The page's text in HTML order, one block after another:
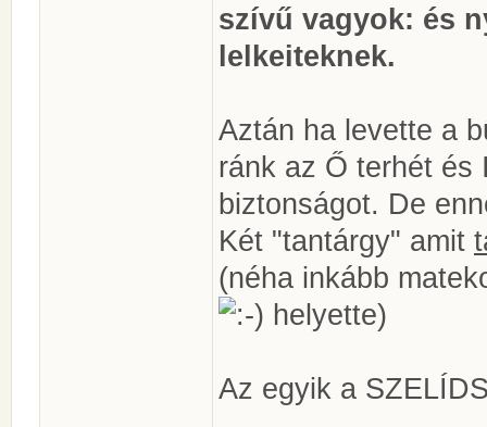
szívű vagyok: és
lelkeiteknek.
Aztán ha levette a
ránk az Ő terhét és
biztonságot. De
Két "tantárgy" amit
(néha inkább
helyette)
Az egyik a